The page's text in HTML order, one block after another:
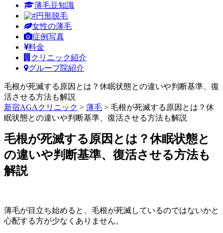
薄毛豆知識
円形脱毛
女性の薄毛
症例写真
料金
クリニック紹介
グループ院紹介
毛根が死滅する原因とは？休眠状態との違いや判断基準、復
活させる方法も解説
新宿AGAクリニック > 薄毛 > 毛根が死滅する原因とは？休
眠状態との違いや判断基準、復活させる方法も解説
毛根が死滅する原因とは？休眠状態と
の違いや判断基準、復活させる方法も
解説
薄毛が目立ち始めると、毛根が死滅しているのではないかと
心配する方が少なくありません。